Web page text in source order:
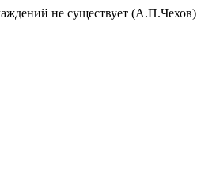
не существует (А.П.Чехов)